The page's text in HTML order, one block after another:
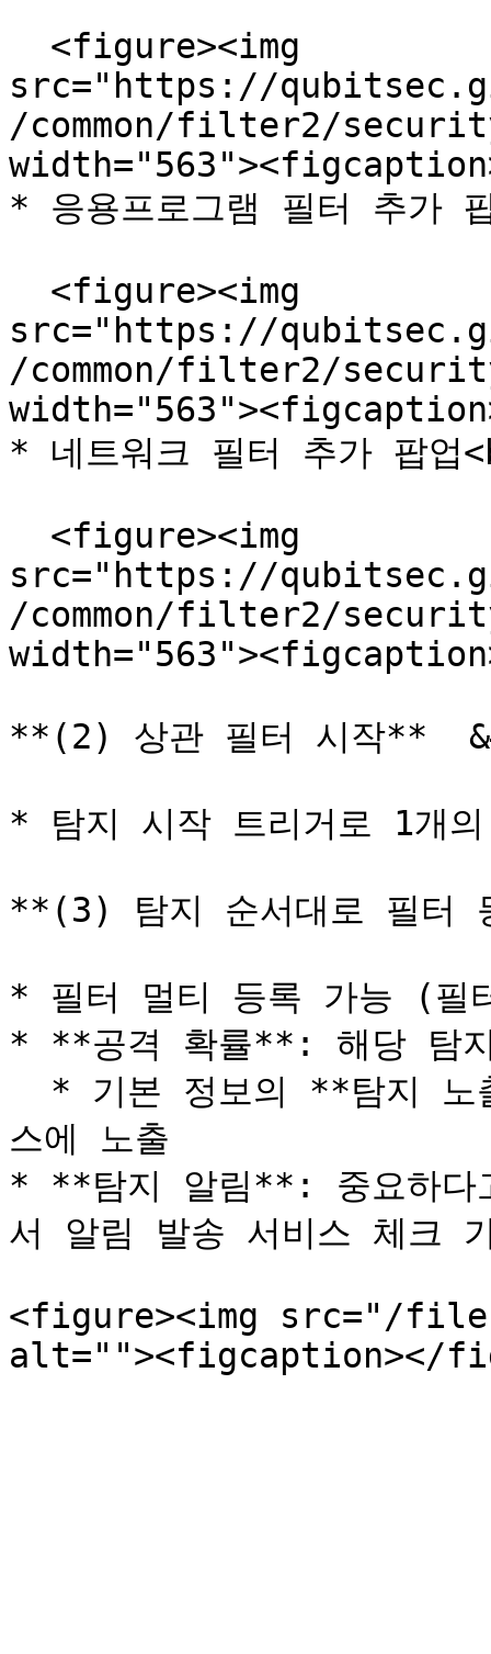
src="https://
/common/filter2/
* 응용프로그램 필터 추가
src="https://
/common/filter2/
* 네트워크 필터 추가 팝업
src="https://
/common/filter2/
**(2) 상관 필터 시작**
* 탐지 시작 트리거로 1개
**(3) 탐지 순서대로 필터
* 필터 멀티 등록 가능 (필
* **공격 확률**: 해당 탐
스에 노출
* **탐지 알림**: 중요하다
서 알림 발송 서비스 체크
<figure><img src="/files/